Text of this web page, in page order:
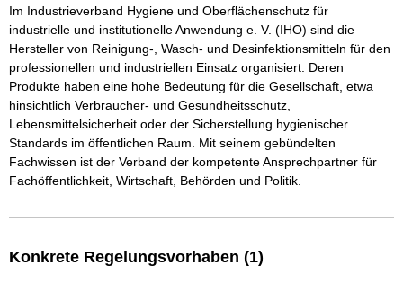
Im Industrieverband Hygiene und Oberflächenschutz für
industrielle und institutionelle Anwendung e. V. (IHO) sind die
Hersteller von Reinigung-, Wasch- und Desinfektionsmitteln für den
professionellen und industriellen Einsatz organisiert. Deren
Produkte haben eine hohe Bedeutung für die Gesellschaft, etwa
hinsichtlich Verbraucher- und Gesundheitsschutz,
Lebensmittelsicherheit oder der Sicherstellung hygienischer
Standards im öffentlichen Raum. Mit seinem gebündelten
Fachwissen ist der Verband der kompetente Ansprechpartner für
Fachöffentlichkeit, Wirtschaft, Behörden und Politik.
Konkrete Regelungsvorhaben (1)